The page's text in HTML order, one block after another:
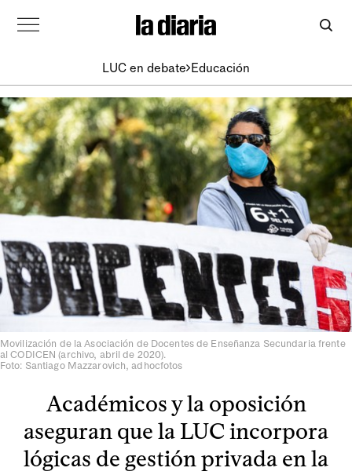
LUC en debate Educación
Movilización de la Asociación de Docentes de Enseñanza Secundaria frente
al CODICEN (archivo, abril de 2020).
Foto: Santiago Mazzarovich, adhocfotos
Académicos y la oposición
aseguran que la LUC incorpora
lógicas de gestión privada en la